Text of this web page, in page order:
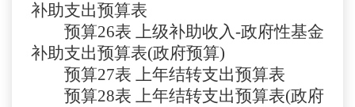
补助支出预算表
预算26表 上级补助收入-政府性基金
补助支出预算表(政府预算)
预算27表 上年结转支出预算表
预算28表 上年结转支出预算表(政府